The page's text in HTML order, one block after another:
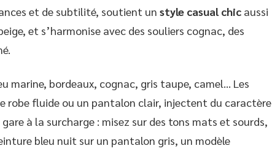
et de subtilité, soutient un style casual chic aussi
et s’harmonise avec des souliers cognac, des
marine, bordeaux, cognac, gris taupe, camel… Les
robe fluide ou un pantalon clair, injectent du caractère
à la surcharge : misez sur des tons mats et sourds,
bleu nuit sur un pantalon gris, un modèle